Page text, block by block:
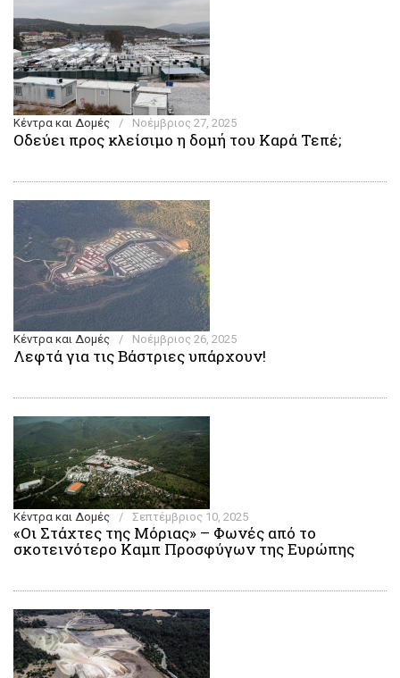
Κέντρα και Δομές / Νοέμβριος 27, 2025
Οδεύει προς κλείσιμο η δομή του Καρά Τεπέ;
Κέντρα και Δομές / Νοέμβριος 26, 2025
Λεφτά για τις Βάστριες υπάρχουν!
Κέντρα και Δομές / Σεπτέμβριος 10, 2025
«Οι Στάχτες της Μόριας» – Φωνές από το
σκοτεινότερο Καμπ Προσφύγων της Ευρώπης